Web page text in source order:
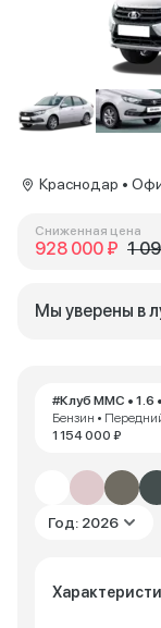
#Клуб ММС • 1.6
Бензин •
1 154 000 ₽
Год: 2026
Краснодар •
Сниженная цена
928 000 ₽ 1
Мы уверены в